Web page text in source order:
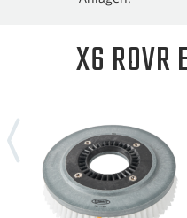
X6 ROVR